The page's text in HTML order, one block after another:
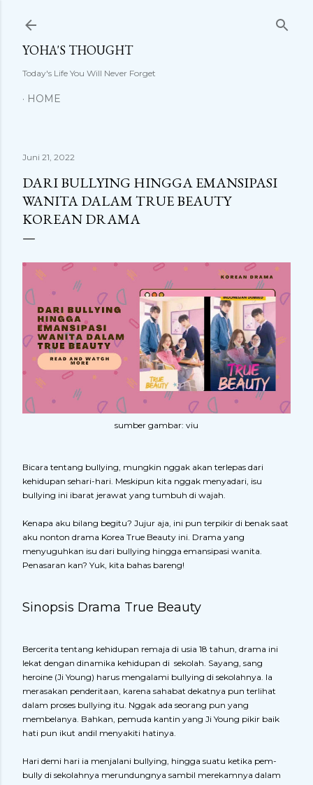
YOHA'S THOUGHT
Today's Life You Will Never Forget
HOME
Juni 21, 2022
DARI BULLYING HINGGA EMANSIPASI
WANITA DALAM TRUE BEAUTY
KOREAN DRAMA
sumber gambar: viu
Bicara tentang bullying, mungkin nggak akan terlepas dari
kehidupan sehari-hari. Meskipun kita nggak menyadari, isu
bullying ini ibarat jerawat yang tumbuh di wajah.
Kenapa aku bilang begitu? Jujur aja, ini pun terpikir di benak saat
aku nonton drama Korea True Beauty ini. Drama yang
menyuguhkan isu dari bullying hingga emansipasi wanita.
Penasaran kan? Yuk, kita bahas bareng!
Sinopsis Drama True Beauty
Bercerita tentang kehidupan remaja di usia 18 tahun, drama ini
lekat dengan dinamika kehidupan di sekolah. Sayang, sang
heroine (Ji Young) harus mengalami bullying di sekolahnya. Ia
merasakan penderitaan, karena sahabat dekatnya pun terlihat
dalam proses bullying itu. Nggak ada seorang pun yang
membelanya. Bahkan, pemuda kantin yang Ji Young pikir baik
hati pun ikut andil menyakiti hatinya.
Hari demi hari ia menjalani bullying, hingga suatu ketika pem-
bully di sekolahnya merundungnya sambil merekamnya dalam